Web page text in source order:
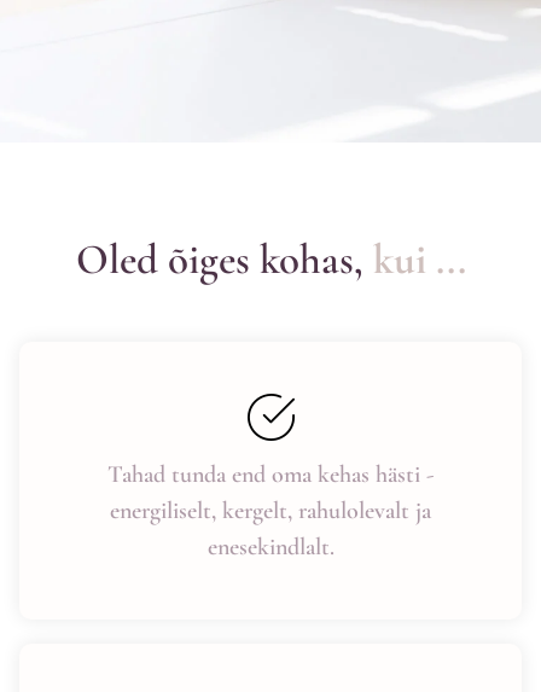
Oled õiges kohas, kui ...
Tahad tunda end oma kehas hästi -
energiliselt, kergelt, rahulolevalt ja
enesekindlalt.